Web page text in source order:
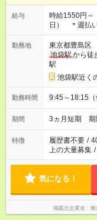
給与
時給1550円
日） ＊週払
勤務地
東京都豊島区
池袋駅から徒
駅
池袋駅近く
勤務時間 9:45～18:15（
期間 3ヵ月短期 期
特徴 履歴書不要 /
上の大量募集 /
気になる！
掲載元企業名 株